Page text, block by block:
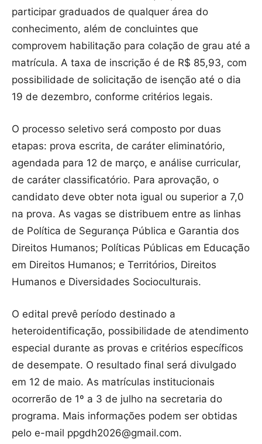
participar graduados de qualquer área do
conhecimento, além de concluintes que
comprovem habilitação para colação de grau até a
matrícula. A taxa de inscrição é de R$ 85,93, com
possibilidade de solicitação de isenção até o dia
19 de dezembro, conforme critérios legais.
O processo seletivo será composto por duas
etapas: prova escrita, de caráter eliminatório,
agendada para 12 de março, e análise curricular,
de caráter classificatório. Para aprovação, o
candidato deve obter nota igual ou superior a 7,0
na prova. As vagas se distribuem entre as linhas
de Política de Segurança Pública e Garantia dos
Direitos Humanos; Políticas Públicas em Educação
em Direitos Humanos; e Territórios, Direitos
Humanos e Diversidades Socioculturais.
O edital prevê período destinado a
heteroidentificação, possibilidade de atendimento
especial durante as provas e critérios específicos
de desempate. O resultado final será divulgado
em 12 de maio. As matrículas institucionais
ocorrerão de 1º a 3 de julho na secretaria do
programa. Mais informações podem ser obtidas
pelo e-mail ppgdh2026@gmail.com.